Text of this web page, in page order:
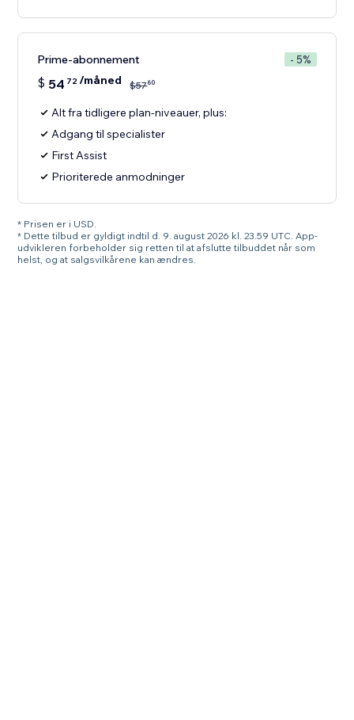
Prime-abonnement - 5%
$ 54 72/måned $5760
Alt fra tidligere plan-niveauer, plus:
Adgang til specialister
First Assist
Prioriterede anmodninger
* Prisen er i USD.
* Dette tilbud er gyldigt indtil d. 9. august 2026 kl. 23.59 UTC. App-
udvikleren forbeholder sig retten til at afslutte tilbuddet når som
helst, og at salgsvilkårene kan ændres.